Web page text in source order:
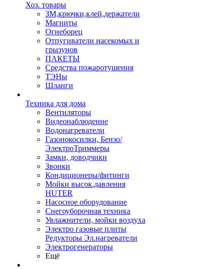
Хоз. товары
ЗМ,крючки,клей,держатели
Магниты
Огнеборец
Отпугиватели насекомых и
грызунов
ПАКЕТЫ
Средства пожаротушения
ТЭНы
Шланги
Техника для дома
Вентиляторы
Видеонаблюдение
Водонагреватели
Газонокосилки, Бензо/
ЭлектроТриммеры
Замки, доводчики
Звонки
Кондиционеры/фитинги
Мойки высок.давления
HUTER
Насосное оборудование
Снегоуборочная техника
Увлажнители, мойки воздуха
Электро газовые плиты
Редукторы Эл.нагреватели
Электрогенераторы
Ещё